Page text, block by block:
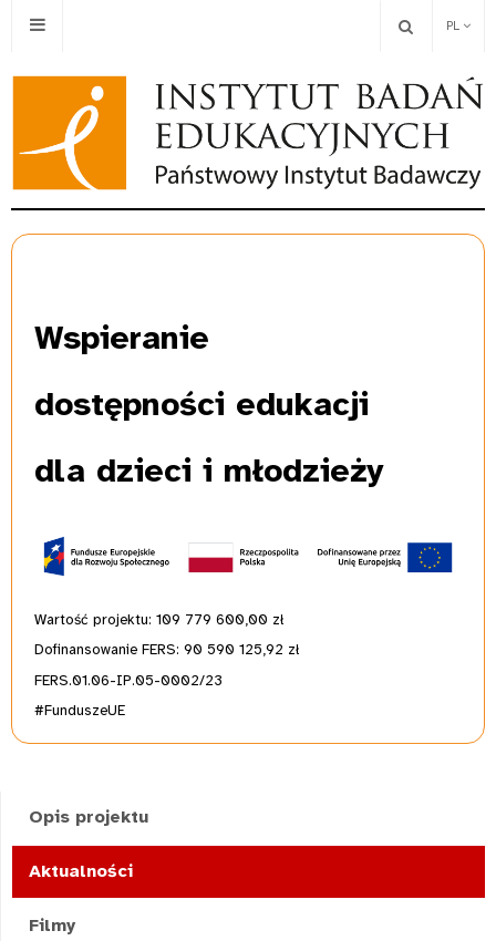
PL
Wspieranie
dostępności edukacji
dla dzieci i młodzieży
Wartość projektu: 109 779 600,00 zł
Dofinansowanie FERS: 90 590 125,92 zł
FERS.01.06-IP.05-0002/23
#FunduszeUE
Opis projektu
Aktualności
Filmy